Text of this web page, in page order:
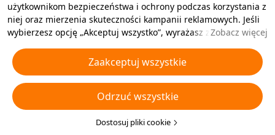
użytkownikom bezpieczeństwa i ochrony podczas korzystania z
niej oraz mierzenia skuteczności kampanii reklamowych. Jeśli
wybierzesz opcję „Akceptuj wszystko”, wyrażasz zgodę na
oraz podobnych technologii na Twoim urządzeniu w celach
reklamowych. Możesz także wybrać opcję „Odrzucić wszystkie”,
aby odrzucić wszystkie nieistotne pliki cookie lub wybrać typy
plików cookie, które chcesz zaakceptować albo wyłączyć,
klikając opcję „Dostosuj pliki cookie” poniżej lub w dowolnej
chwili w ustawieniach prywatności. Aby uzyskać więcej
Zobacz więcej
Zaakceptuj wszystkie
Odrzuć wszystkie
Dostosuj pliki cookie